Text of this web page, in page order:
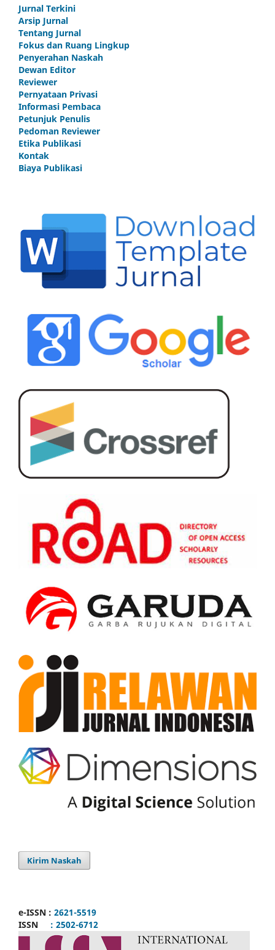
Jurnal Terkini
Arsip Jurnal
Tentang Jurnal
Fokus dan Ruang Lingkup
Penyerahan Naskah
Dewan Editor
Reviewer
Pernyataan Privasi
Informasi Pembaca
Petunjuk Penulis
Pedoman Reviewer
Etika Publikasi
Kontak
Biaya Publikasi
Kirim Naskah
e-ISSN : 2621-5519
ISSN : 2502-6712